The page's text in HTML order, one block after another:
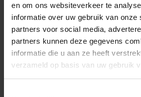
en om ons websiteverkeer te
informatie over uw gebruik van onze
partners voor social media,
partners kunnen deze gegevens
informatie die u aan ze heeft
verzameld op basis van uw gebruik